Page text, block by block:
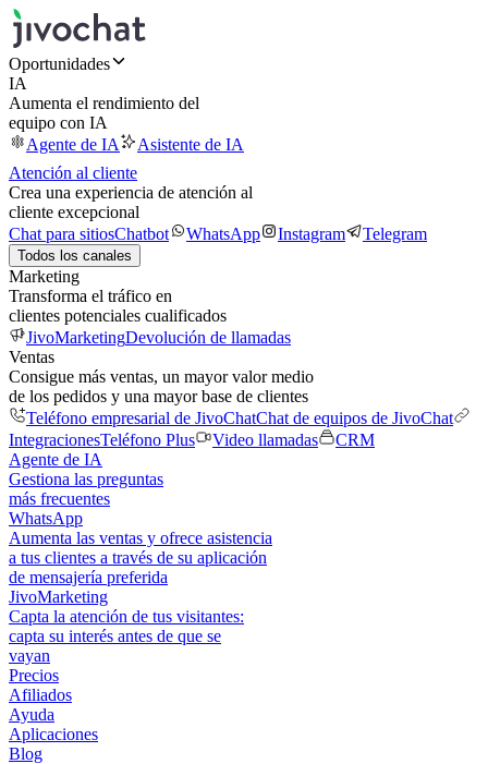
Oportunidades
IA
Aumenta el rendimiento del
equipo con IA
Agente de IA
Asistente de IA
Atención al cliente
Crea una experiencia de atención al
cliente excepcional
Chat para sitiosChatbot WhatsApp Instagram Telegram
Todos los canales
Marketing
Transforma el tráfico en
clientes potenciales cualificados
JivoMarketingDevolución de llamadas
Ventas
Consigue más ventas, un mayor valor medio
de los pedidos y una mayor base de clientes
Teléfono empresarial de JivoChatChat de equipos de JivoChat
IntegracionesTeléfono Plus Video llamadas
CRM
Agente de IA
Gestiona las preguntas
más frecuentes
WhatsApp
Aumenta las ventas y ofrece asistencia
a tus clientes a través de su aplicación
de mensajería preferida
JivoMarketing
Capta la atención de tus visitantes:
capta su interés antes de que se
vayan
Precios
Afiliados
Ayuda
Aplicaciones
Blog